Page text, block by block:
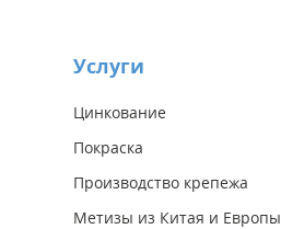
Услуги
Цинкование
Покраска
Производство крепежа
Метизы из Китая и Европы